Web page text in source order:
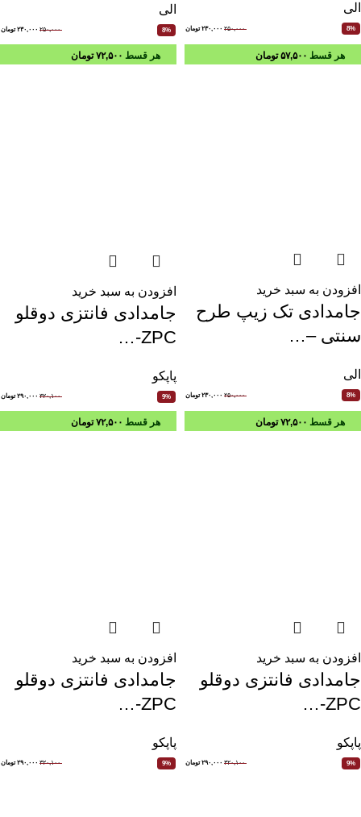
الی
8% ۲۵۰,۰۰۰ ۲۳۰,۰۰۰ تومان
الی
8% ۲۵۰,۰۰۰ ۲۳۰,۰۰۰ تومان
هر قسط ۵۷,۵۰۰ تومان
افزودن به سبد خرید
جامدادی تک زیپ طرح
سنتی –…
الی
8% ۲۵۰,۰۰۰ ۲۳۰,۰۰۰ تومان
هر قسط ۷۲,۵۰۰ تومان
افزودن به سبد خرید
جامدادی فانتزی دوقلو
ZPC-…
پاپکو
9% ۳۲۰,۱۰۰ ۲۹۰,۰۰۰ تومان
هر قسط ۷۲,۵۰۰ تومان
افزودن به سبد خرید
جامدادی فانتزی دوقلو
ZPC-…
پاپکو
9% ۳۲۰,۱۰۰ ۲۹۰,۰۰۰ تومان
هر قسط ۷۲,۵۰۰ تومان
افزودن به سبد خرید
جامدادی فانتزی دوقلو
ZPC-…
پاپکو
9% ۳۲۰,۱۰۰ ۲۹۰,۰۰۰ تومان